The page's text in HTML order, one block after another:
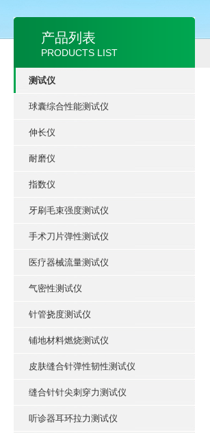
产品列表
PRODUCTS LIST
测试仪
球囊综合性能测试仪
伸长仪
耐磨仪
指数仪
牙刷毛束强度测试仪
手术刀片弹性测试仪
医疗器械流量测试仪
气密性测试仪
针管挠度测试仪
铺地材料燃烧测试仪
皮肤缝合针弹性韧性测试仪
缝合针针尖刺穿力测试仪
听诊器耳环拉力测试仪